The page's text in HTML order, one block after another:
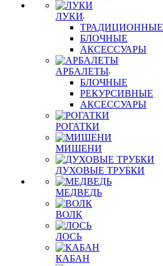
ЛУКИ
ТРАДИЦИОННЫЕ
БЛОЧНЫЕ
АКСЕССУАРЫ
АРБАЛЕТЫ
БЛОЧНЫЕ
РЕКУРСИВНЫЕ
АКСЕССУАРЫ
РОГАТКИ
МИШЕНИ
ДУХОВЫЕ ТРУБКИ
МЕДВЕДЬ
ВОЛК
ЛОСЬ
КАБАН